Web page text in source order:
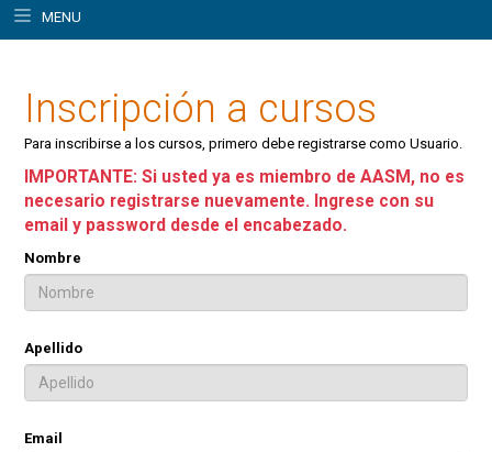
MENU
Inscripción a cursos
Para inscribirse a los cursos, primero debe registrarse como Usuario.
IMPORTANTE: Si usted ya es miembro de AASM, no es
necesario registrarse nuevamente. Ingrese con su
email y password desde el encabezado.
Nombre
Apellido
Email